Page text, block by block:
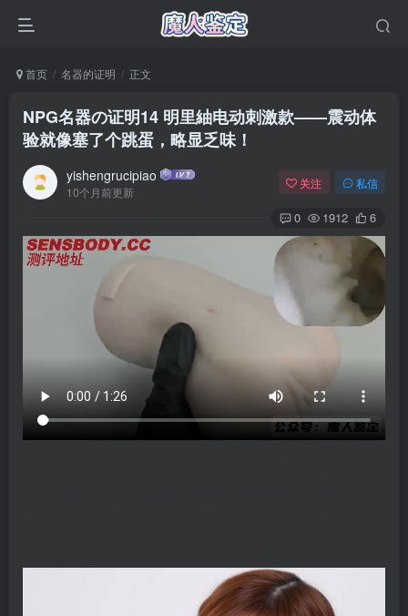
首页 名器的证明 正文
NPG名器の证明14 明里紬电动刺激款——震动体
验就像塞了个跳蛋，略显乏味！
yishengrucipiao
10个月前更新
关注 私信
0 1912 6